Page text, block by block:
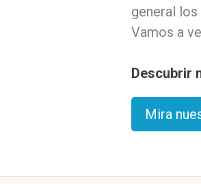
general
Vamos a
Descubrir
Mira